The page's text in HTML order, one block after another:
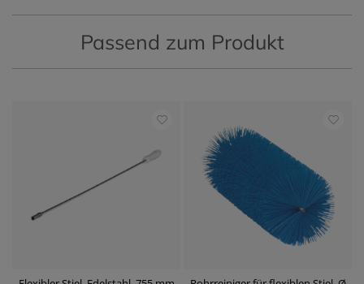
Passend zum Produkt